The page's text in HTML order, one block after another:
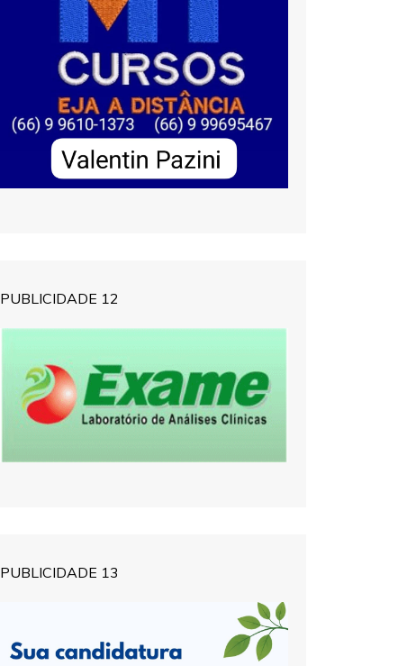
PUBLICIDADE 12
PUBLICIDADE 13